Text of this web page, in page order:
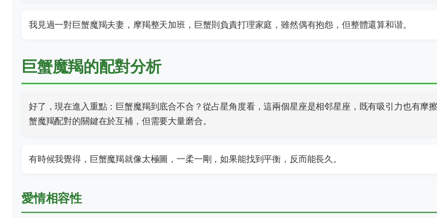
我見過一對巨蟹魔羯夫妻，摩羯整天加班，巨蟹則負責打理家庭，雖然偶有抱怨，但整體還算和谐。
巨蟹魔羯的配對分析
好了，現在進入重點：巨蟹魔羯到底合不合？從占星角度看，這兩個星座是相邻星座，既有吸引力也有摩
蟹魔羯配對的關鍵在於互補，但需要大量磨合。
有時候我覺得，巨蟹魔羯就像太極圖，一柔一剛，如果能找到平衡，反而能長久。
愛情相容性